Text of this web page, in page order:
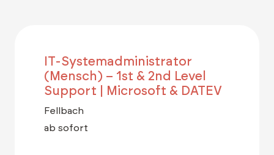
IT-Systemadministrator
(Mensch) – 1st & 2nd Level
Support | Microsoft & DATEV
Fellbach
ab sofort